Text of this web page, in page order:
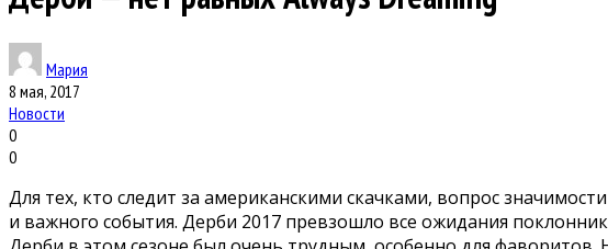
Мария
8 мая, 2017
Новости
0
0
Для тех, кто следит за американскими скачками, вопрос
и важного события. Дерби 2017 превзошло все ожидания